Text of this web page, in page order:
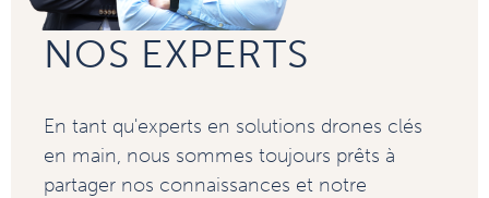
NOS EXPERTS
En tant qu'experts en solutions drones clés
en main, nous sommes toujours prêts à
partager nos connaissances et notre